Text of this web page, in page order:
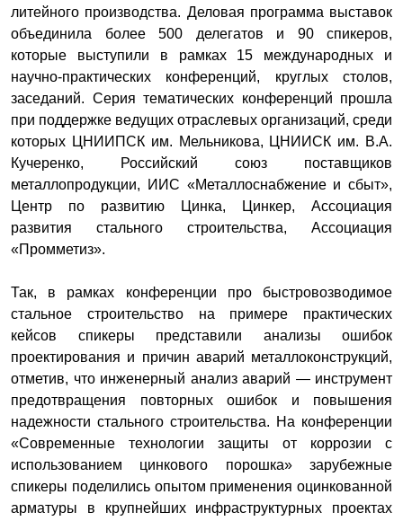
литейного производства. Деловая программа выставок
объединила более 500 делегатов и 90 спикеров,
которые выступили в рамках 15 международных и
научно-практических конференций, круглых столов,
заседаний. Серия тематических конференций прошла
при поддержке ведущих отраслевых организаций, среди
которых ЦНИИПСК им. Мельникова, ЦНИИСК им. В.А.
Кучеренко, Российский союз поставщиков
металлопродукции, ИИС «Металлоснабжение и сбыт»,
Центр по развитию Цинка, Цинкер, Ассоциация
развития стального строительства, Ассоциация
«Промметиз».
Так, в рамках конференции про быстровозводимое
стальное строительство на примере практических
кейсов спикеры представили анализы ошибок
проектирования и причин аварий металлоконструкций,
отметив, что инженерный анализ аварий — инструмент
предотвращения повторных ошибок и повышения
надежности стального строительства. На конференции
«Современные технологии защиты от коррозии с
использованием цинкового порошка» зарубежные
спикеры поделились опытом применения оцинкованной
арматуры в крупнейших инфраструктурных проектах